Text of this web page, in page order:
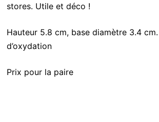
stores. Utile et déco !
Hauteur 5.8 cm, base diamètre 3.4
d’oxydation
Prix pour la paire